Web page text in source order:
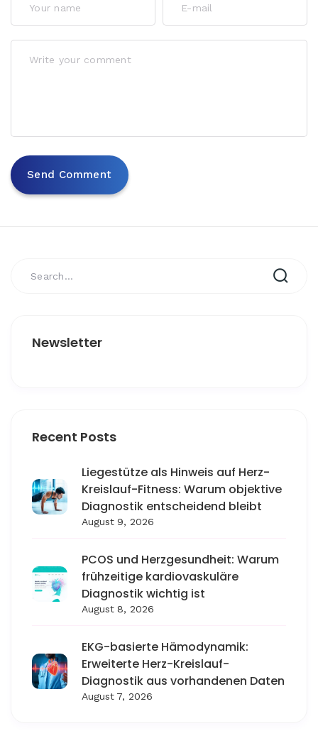
Newsletter
Recent Posts
Liegestütze als Hinweis auf Herz-
Kreislauf-Fitness: Warum objektive
Diagnostik entscheidend bleibt
August 9, 2026
PCOS und Herzgesundheit: Warum
frühzeitige kardiovaskuläre
Diagnostik wichtig ist
August 8, 2026
EKG-basierte Hämodynamik:
Erweiterte Herz-Kreislauf-
Diagnostik aus vorhandenen Daten
August 7, 2026